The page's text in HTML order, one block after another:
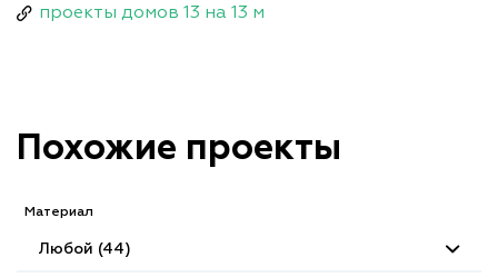
проекты домов 13 на 13 м
Похожие проекты
Материал
Любой (44)